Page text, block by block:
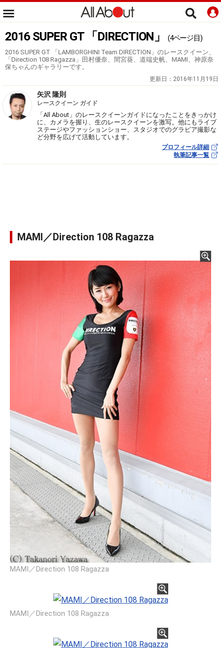
2016 SUPER GT 「DIRECTION」 (4ページ目)
2016 SUPER GT 「LAMBORGHINI Team DIRECTION」のレースクイーン、
「Direction 108 Ragazza」田村優奈、間宮葵、道端史帆、MAMI、神原奈
保ちゃんのギャラリーです。
更新日： 2016年11月19日
矢沢 隆則
レースクイーン ガイド
「All About」のレースクイーンガイドになったことをきっかけ
に、カメラを握り、生のレースクイーンを激写。他にもライブ
ステージやファッションショー、スタジオでのグラビア撮影な
ど分野を広げて活動しています。
プロフィール詳細
執筆記事一覧
MAMI／Direction 108 Ragazza
MAMI／Direction 108 Ragazza
MAMI／Direction 108 Ragazza